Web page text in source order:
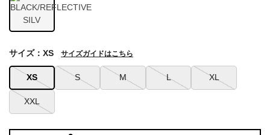
XS S M L XL
XXL
サイズ：XS サイズガイドはこちら